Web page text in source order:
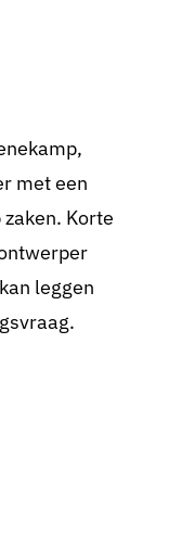
met een
Korte
leggen